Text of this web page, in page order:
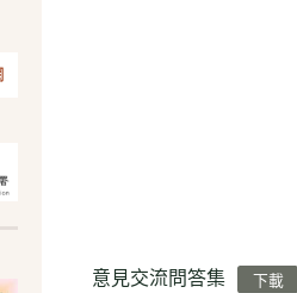
意見交流問答集 下載